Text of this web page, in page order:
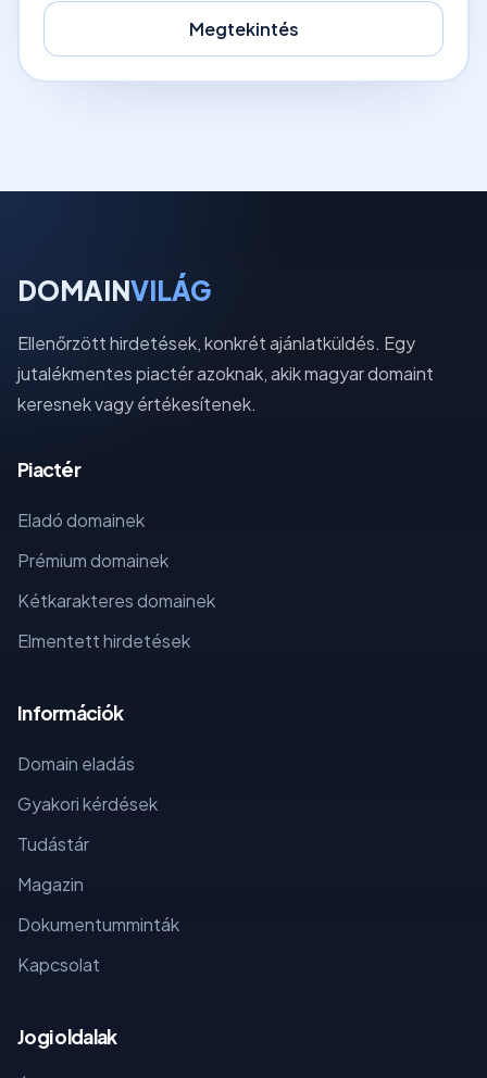
Megtekintés
DOMAINVILÁG
Ellenőrzött hirdetések, konkrét ajánlatküldés. Egy
jutalékmentes piactér azoknak, akik magyar domaint
keresnek vagy értékesítenek.
Piactér
Eladó domainek
Prémium domainek
Kétkarakteres domainek
Elmentett hirdetések
Információk
Domain eladás
Gyakori kérdések
Tudástár
Magazin
Dokumentumminták
Kapcsolat
Jogi oldalak